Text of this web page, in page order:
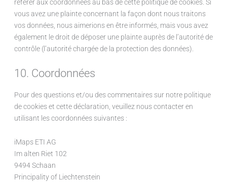
référer aux coordonnées au bas de cette politique de cookies. Si
vous avez une plainte concernant la façon dont nous traitons
vos données, nous aimerions en être informés, mais vous avez
également le droit de déposer une plainte auprès de l’autorité de
contrôle (l’autorité chargée de la protection des données).
10. Coordonnées
Pour des questions et/ou des commentaires sur notre politique
de cookies et cette déclaration, veuillez nous contacter en
utilisant les coordonnées suivantes :
iMaps ETI AG
Im alten Riet 102
9494 Schaan
Principality of Liechtenstein